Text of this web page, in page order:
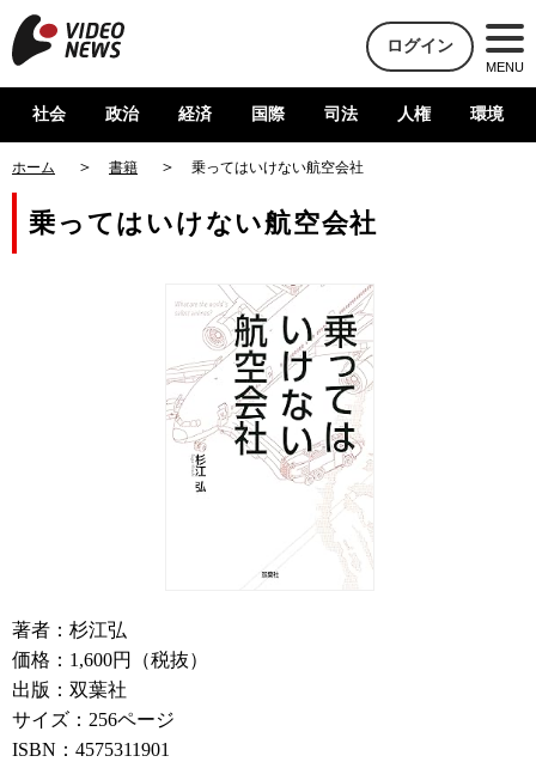
ログイン
MENU
社会 政治 経済 国際 司法 人権 環境
ホーム 書籍 乗ってはいけない航空会社
乗ってはいけない航空会社
著者：杉江弘
価格：1,600円（税抜）
出版：双葉社
サイズ：256ページ
ISBN：4575311901